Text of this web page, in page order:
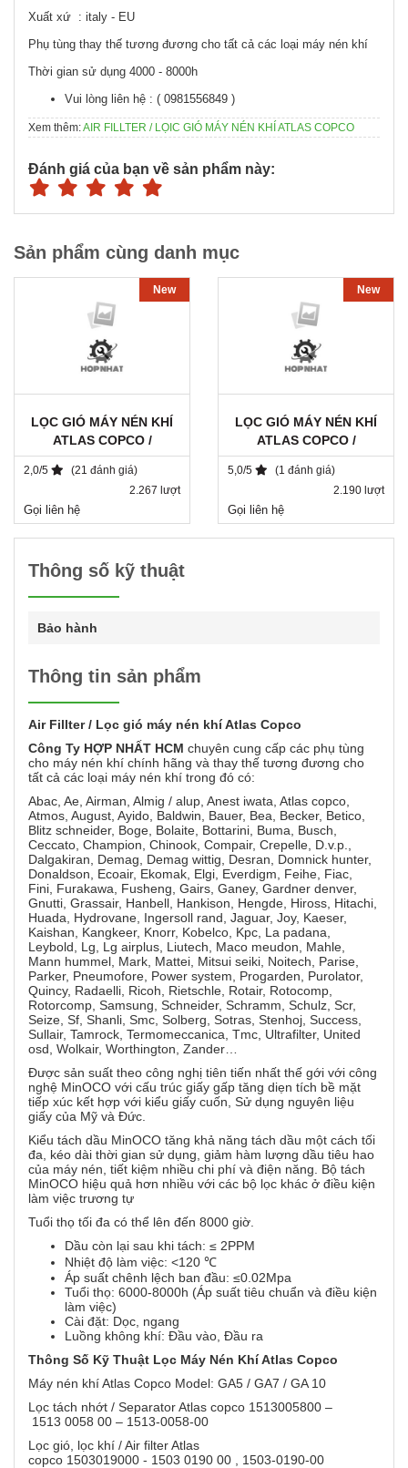
Xuất xứ : italy - EU
Phụ tùng thay thế tương đương cho tất cả các loại máy nén khí
Thời gian sử dụng 4000 - 8000h
Vui lòng liên hệ : ( 0981556849 )
Xem thêm:AIR FILLTER / LỌIC GIÓ MÁY NÉN KHÍ ATLAS COPCO
Đánh giá của bạn về sản phẩm này:
Sản phẩm cùng danh mục
New
LỌC GIÓ MÁY NÉN KHÍ
ATLAS COPCO /
1503018800 / SA 7236
2,0/5
(21 đánh giá)
2.267 lượt
Gọi liên hệ
New
LỌC GIÓ MÁY NÉN KHÍ
ATLAS COPCO /
1621054799
5,0/5
(1 đánh giá)
2.190 lượt
Gọi liên hệ
Thông số kỹ thuật
Bảo hành
Thông tin sản phẩm
Air Fillter / Lọc gió máy nén khí Atlas Copco
Công Ty HỢP NHẤT HCM chuyên cung cấp các phụ tùng
cho máy nén khí chính hãng và thay thế tương đương cho
tất cả các loại máy nén khí trong đó có:
Abac, Ae, Airman, Almig / alup, Anest iwata, Atlas copco,
Atmos, August, Ayido, Baldwin, Bauer, Bea, Becker, Betico,
Blitz schneider, Boge, Bolaite, Bottarini, Buma, Busch,
Ceccato, Champion, Chinook, Compair, Crepelle, D.v.p.,
Dalgakiran, Demag, Demag wittig, Desran, Domnick hunter,
Donaldson, Ecoair, Ekomak, Elgi, Everdigm, Feihe, Fiac,
Fini, Furakawa, Fusheng, Gairs, Ganey, Gardner denver,
Gnutti, Grassair, Hanbell, Hankison, Hengde, Hiross, Hitachi,
Huada, Hydrovane, Ingersoll rand, Jaguar, Joy, Kaeser,
Kaishan, Kangkeer, Knorr, Kobelco, Kpc, La padana,
Leybold, Lg, Lg airplus, Liutech, Maco meudon, Mahle,
Mann hummel, Mark, Mattei, Mitsui seiki, Noitech, Parise,
Parker, Pneumofore, Power system, Progarden, Purolator,
Quincy, Radaelli, Ricoh, Rietschle, Rotair, Rotocomp,
Rotorcomp, Samsung, Schneider, Schramm, Schulz, Scr,
Seize, Sf, Shanli, Smc, Solberg, Sotras, Stenhoj, Success,
Sullair, Tamrock, Termomeccanica, Tmc, Ultrafilter, United
osd, Wolkair, Worthington, Zander…
Được sản suất theo công nghị tiên tiến nhất thế gới với công
nghệ MinOCO với cấu trúc giấy gấp tăng diẹn tích bề mặt
tiếp xúc kết hợp với kiểu giấy cuốn, Sử dụng nguyên liệu
giấy của Mỹ và Đức.
Kiểu tách dầu MinOCO tăng khả năng tách dầu một cách tối
đa, kéo dài thời gian sử dụng, giảm hàm lượng dầu tiêu hao
của máy nén, tiết kiệm nhiều chi phí và điện năng. Bộ tách
MinOCO hiệu quả hơn nhiều với các bộ lọc khác ở điều kiện
làm việc trương tự
Tuổi thọ tối đa có thể lên đến 8000 giờ.
Dầu còn lại sau khi tách: ≤ 2PPM
Nhiệt độ làm việc: <120 ℃
Áp suất chênh lệch ban đầu: ≤0.02Mpa
Tuổi thọ: 6000-8000h (Áp suất tiêu chuẩn và điều kiện
làm việc)
Cài đặt: Dọc, ngang
Luồng không khí: Đầu vào, Đầu ra
Thông Số Kỹ Thuật Lọc Máy Nén Khí Atlas Copco
Máy nén khí Atlas Copco Model: GA5 / GA7 / GA 10
Lọc tách nhớt / Separator Atlas copco 1513005800 –
1513 0058 00 – 1513-0058-00
Lọc gió, lọc khí / Air filter Atlas
copco 1503019000 - 1503 0190 00 , 1503-0190-00